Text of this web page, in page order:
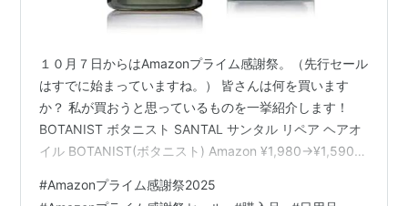
１０月７日からはAmazonプライム感謝祭。（先行セール
はすでに始まっていますね。） 皆さんは何を買います
か？ 私が買おうと思っているものを一挙紹介します！
BOTANIST ボタニスト SANTAL サンタル リペア ヘアオ
イル BOTANIST(ボタニスト) Amazon ¥1,980→¥1,590
が１番！」と言える商品といまだに出会えておらず… こ
#Amazonプライム感謝祭2025